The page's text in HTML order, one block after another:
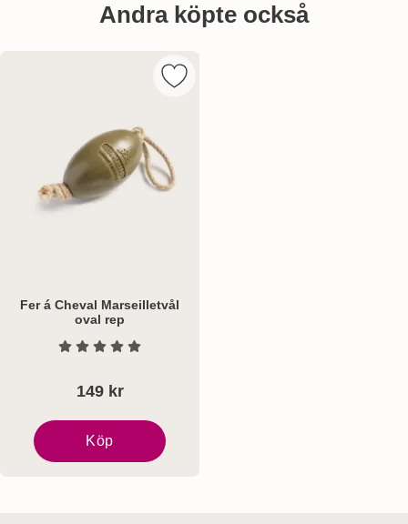
Andra köpte också
Fer á Cheval Marseilletvål
oval rep
Art. nr 8337 Betyg: 0 Stjärnor av 5
149 kr
Köp
Fer á Cheval Marseilletvål oval rep
Markera fer á Cheval Marseilletvål